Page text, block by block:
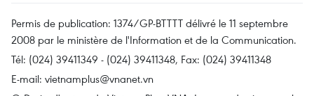
Permis de publication: 1374/GP-BTTTT délivré le 11 septembre
2008 par le ministère de l'Information et de la Communication.
Tél: (024) 39411349 - (024) 39411348, Fax: (024) 39411348
E-mail: vietnamplus@vnanet.vn